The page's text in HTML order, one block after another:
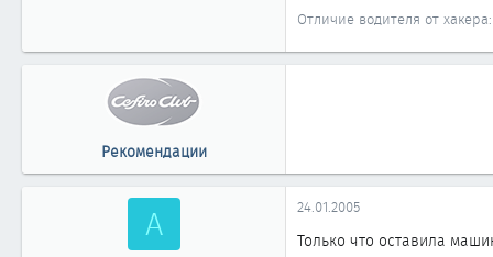
1 861
Отличие водителя от
Рекомендации
A 24.01.2005
Только что оставила